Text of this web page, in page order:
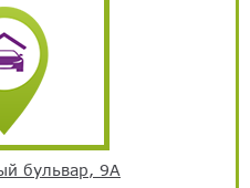
бульвар, 9А